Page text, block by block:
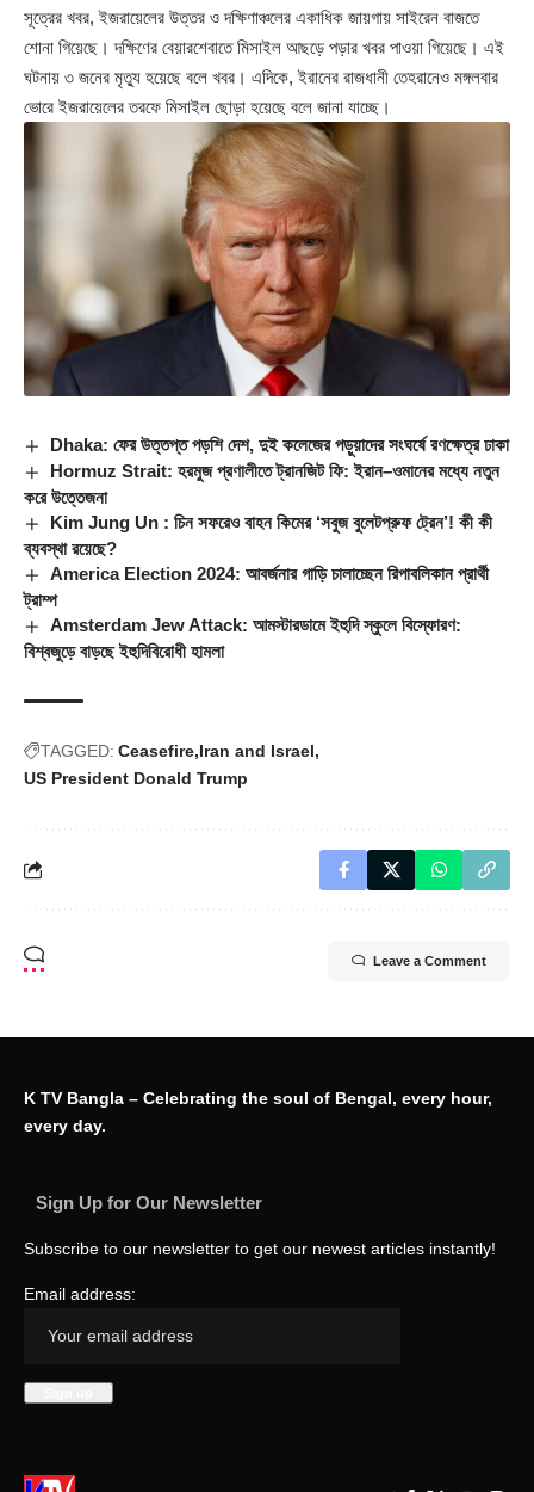
সূত্রের খবর, ইজরায়েলের উত্তর ও দক্ষিণাঞ্চলের একাধিক জায়গায় সাইরেন বাজতে
শোনা গিয়েছে। দক্ষিণের বেয়ারশেবাতে মিসাইল আছড়ে পড়ার খবর পাওয়া গিয়েছে। এই
ঘটনায় ৩ জনের মৃত্যু হয়েছে বলে খবর। এদিকে, ইরানের রাজধানী তেহরানেও মঙ্গলবার
ভোরে ইজরায়েলের তরফে মিসাইল ছোড়া হয়েছে বলে জানা যাচ্ছে।
Dhaka: ফের উত্তপ্ত পড়শি দেশ, দুই কলেজের পড়ুয়াদের সংঘর্ষে রণক্ষেত্র ঢাকা
Hormuz Strait: হরমুজ প্রণালীতে ট্রানজিট ফি: ইরান–ওমানের মধ্যে নতুন
করে উত্তেজনা
Kim Jung Un : চিন সফরেও বাহন কিমের ‘সবুজ বুলেটপ্রুফ ট্রেন’! কী কী
ব্যবস্থা রয়েছে?
America Election 2024: আবর্জনার গাড়ি চালাচ্ছেন রিপাবলিকান প্রার্থী
ট্রাম্প
Amsterdam Jew Attack: আমস্টারডামে ইহুদি স্কুলে বিস্ফোরণ:
বিশ্বজুড়ে বাড়ছে ইহুদিবিরোধী হামলা
TAGGED: Ceasefire Iran and Israel
US President Donald Trump
Leave a Comment
K TV Bangla – Celebrating the soul of Bengal, every hour,
every day.
Sign Up for Our Newsletter
Subscribe to our newsletter to get our newest articles instantly!
Email address: